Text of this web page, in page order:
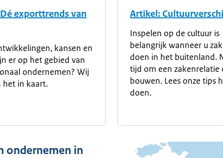
exporttrends van
kansen en
er op het gebied van
ondernemen? Wij
het in kaart.
Artikel:
Inspelen op de cultuur is
belangrijk wanneer u
doen in het buitenland.
tijd om een zakenrelatie
bouwen. Lees onze tips
doen.
ondernemen in